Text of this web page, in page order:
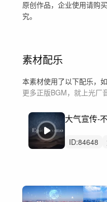
原创作品，企业使用请购
究。
素材配乐
本素材使用了以下配乐，
更多正版BGM，就上光厂
大气宣传-
ID:84648